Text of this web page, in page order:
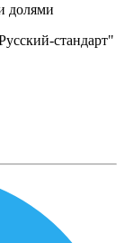
долями
стандарт"